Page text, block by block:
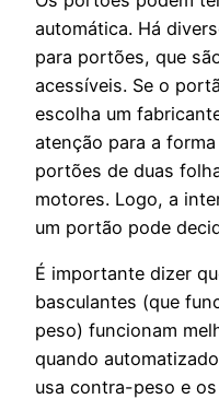
automática. Há
para portões, que
acessíveis. Se o
escolha um
atenção para a
portões de duas
motores. Logo, a
um portão pode
É importante dizer
basculantes (que
peso) funcionam
quando
usa contra-peso e